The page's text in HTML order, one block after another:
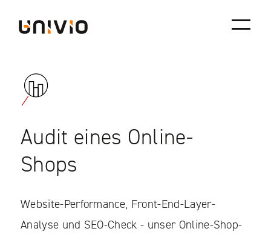
content
Audit eines Online-
Shops
Website-Performance, Front-End-Layer-
Analyse und SEO-Check - unser Online-Shop-